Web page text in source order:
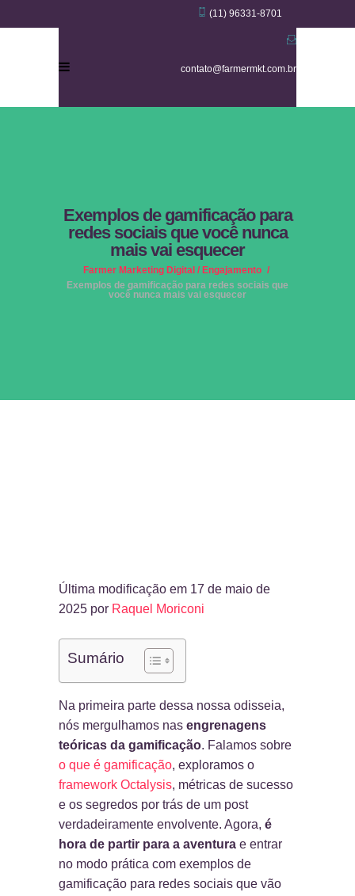
(11) 96331-8701
contato@farmermkt.com.br
Exemplos de gamificação para
redes sociais que você nunca
mais vai esquecer
Farmer Marketing Digital / Engajamento /
Exemplos de gamificação para redes sociais que
você nunca mais vai esquecer
Última modificação em 17 de maio de
2025 por Raquel Moriconi
Sumário
Na primeira parte dessa nossa odisseia,
nós mergulhamos nas engrenagens
teóricas da gamificação. Falamos sobre
o que é gamificação, exploramos o
framework Octalysis, métricas de sucesso
e os segredos por trás de um post
verdadeiramente envolvente. Agora, é
hora de partir para a aventura e entrar
no modo prática com exemplos de
gamificação para redes sociais que vão